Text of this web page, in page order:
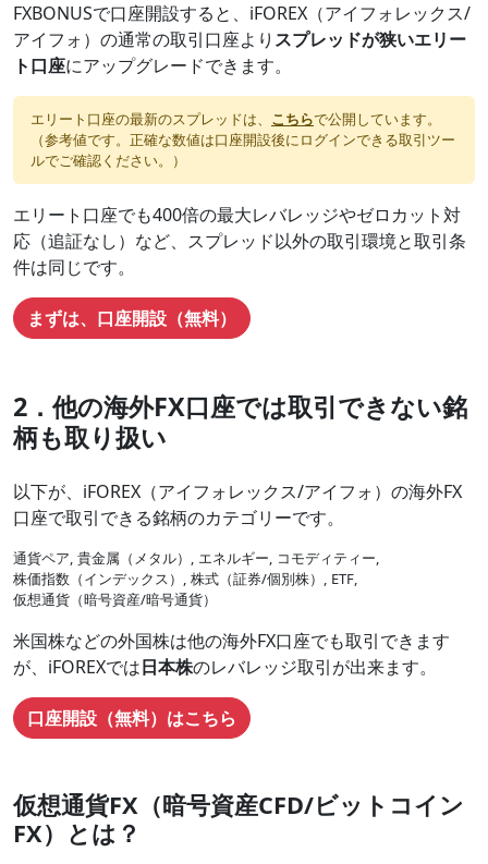
FXBONUSで口座開設すると、iFOREX（アイフォレックス/
アイフォ）の通常の取引口座より スプレッドが狭いエリー
ト口座にアップグレードできます。
エリート口座の最新のスプレッドは、 こちらで公開しています。
（参考値です。正確な数値は口座開設後にログインできる取引ツー
ルでご確認ください。）
エリート口座でも400倍の最大レバレッジやゼロカット対
応（追証なし）など、スプレッド以外の取引環境と取引条
件は同じです。
まずは、口座開設（無料）
2．他の海外FX口座では取引できない銘
柄も取り扱い
以下が、iFOREX（アイフォレックス/アイフォ）の海外FX
口座で取引できる銘柄のカテゴリーです。
通貨ペア 貴金属（メタル） エネルギー コモディティー
株価指数（インデックス）
株式（証券/個別株）
ETF
仮想通貨（暗号資産/暗号通貨）
米国株などの外国株は他の海外FX口座でも取引できます
が、iFOREXでは日本株のレバレッジ取引が出来ます。
口座開設（無料）はこちら
仮想通貨FX（暗号資産CFD/ビットコイン
FX）とは？